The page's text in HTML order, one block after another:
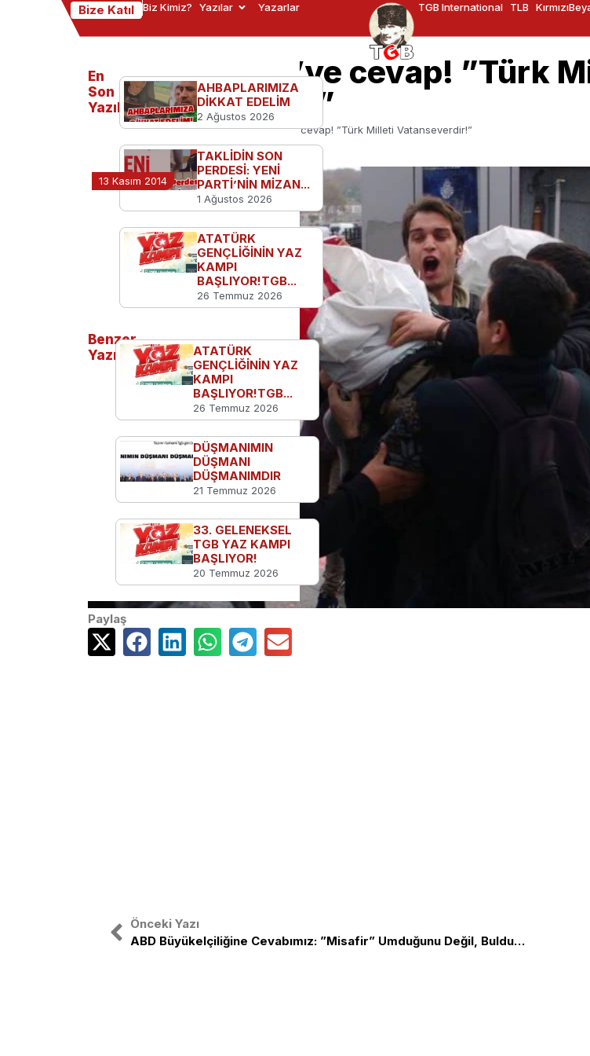
Bize Katıl Biz Kimiz? Yazılar Yazarlar TGB International TLB
TGB’den ABD’ye cevap! ”Türk
Vatanseverdir!”
Ana Sayfa TGB'den TGB’den ABD’ye cevap! ”Türk Milleti Vatanseverdir!”
13 Kasım 2014
En
Son
Yazılanlar
AHBAPLARIMIZA
DİKKAT EDELİM
2 Ağustos 2026
TAKLİDİN SON
PERDESİ: YENİ
PARTİ’NİN MİZAN...
1 Ağustos 2026
ATATÜRK
GENÇLİĞİNİN YAZ
KAMPI
BAŞLIYOR!TGB...
26 Temmuz 2026
Benzer
Yazılar
ATATÜRK
GENÇLİĞİNİN YAZ
KAMPI
BAŞLIYOR!TGB...
26 Temmuz 2026
DÜŞMANIMIN
DÜŞMANI
DÜŞMANIMDIR
21 Temmuz 2026
33. GELENEKSEL
TGB YAZ KAMPI
BAŞLIYOR!
20 Temmuz 2026
Paylaş
Önceki Yazı
ABD Büyükelçiliğine Cevabımız: ”Misafir” Umduğunu Değil, Bulduğunu (gi)yer